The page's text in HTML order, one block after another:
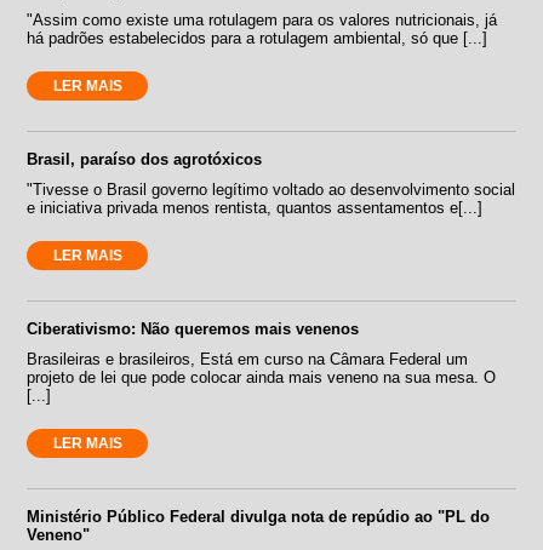
"Assim como existe uma rotulagem para os valores nutricionais, já
há padrões estabelecidos para a rotulagem ambiental, só que [...]
LER MAIS
Brasil, paraíso dos agrotóxicos
"Tivesse o Brasil governo legítimo voltado ao desenvolvimento social
e iniciativa privada menos rentista, quantos assentamentos e[...]
LER MAIS
Ciberativismo: Não queremos mais venenos
Brasileiras e brasileiros, Está em curso na Câmara Federal um
projeto de lei que pode colocar ainda mais veneno na sua mesa. O
[...]
LER MAIS
Ministério Público Federal divulga nota de repúdio ao "PL do
Veneno"